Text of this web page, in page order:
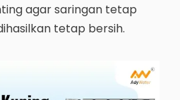
agar saringan tetap
tetap bersih.